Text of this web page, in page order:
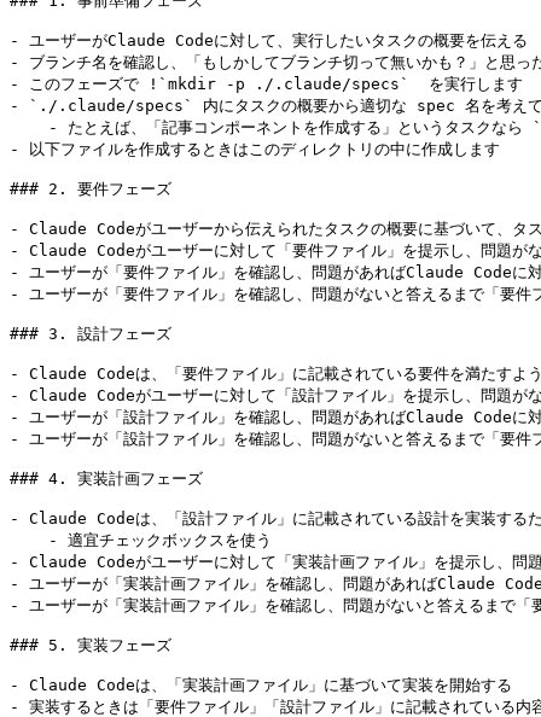
- ユーザーがClaude Codeに対して、実行したいタスクの概要を伝える
- ブランチ名を確認し、「もしかしてブランチ切って無いかも？」と思っ
- このフェーズで !`mkdir -p ./.claude/specs`  を実行します
- `./.claude/specs` 内にタスクの概要から適切な spec 名を考えて、
- たとえば、「記事コンポーネントを作成する」というタスク
- 以下ファイルを作成するときはこのディレクトリの中に作成します
### 2. 要件フェーズ
- Claude Codeがユーザーから伝えられたタスクの概要に基づいて、
- Claude Codeがユーザーに対して「要件ファイル」を提示し、問題が
- ユーザーが「要件ファイル」を確認し、問題があればClaude Codeに
- ユーザーが「要件ファイル」を確認し、問題がないと答えるまで「要件
### 3. 設計フェーズ
- Claude Codeは、「要件ファイル」に記載されている要件を満たす
- Claude Codeがユーザーに対して「設計ファイル」を提示し、問題が
- ユーザーが「設計ファイル」を確認し、問題があればClaude Codeに
- ユーザーが「設計ファイル」を確認し、問題がないと答えるまで「要件
### 4. 実装計画フェーズ
- Claude Codeは、「設計ファイル」に記載されている設計を実装す
    - 適宜チェックボックスを使う
- Claude Codeがユーザーに対して「実装計画ファイル」を提示し、問
- ユーザーが「実装計画ファイル」を確認し、問題があればClaude
- ユーザーが「実装計画ファイル」を確認し、問題がないと答えるまで「
### 5. 実装フェーズ
- Claude Codeは、「実装計画ファイル」に基づいて実装を開始する
- 実装するときは「要件ファイル」「設計ファイル」に記載されている内